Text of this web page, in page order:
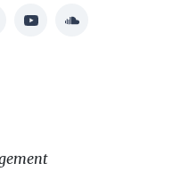
YouTubeSoundcloud